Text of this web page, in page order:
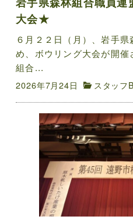
大会★
６月２２日（月）、岩手
め、ボウリング大会が開
組合...
2026年7月24日 スタッフ